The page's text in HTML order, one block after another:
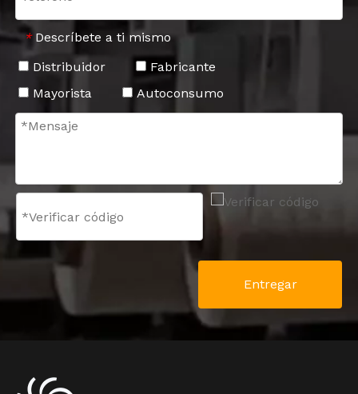
* Descríbete a ti mismo
Distribuidor
Fabricante
Mayorista
Autoconsumo
Entregar